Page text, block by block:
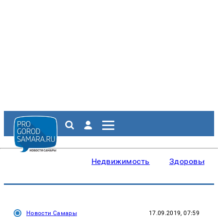
Недвижимость Здоровье
Новости Самары 17.09.2019, 07:59